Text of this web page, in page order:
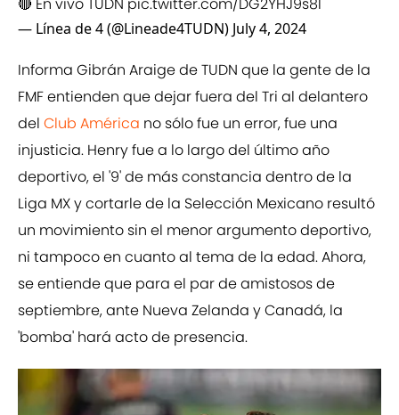
— Línea de 4 (@Lineade4TUDN) July 4, 2024
Informa Gibrán Araige de TUDN que la gente de la
FMF entienden que dejar fuera del Tri al delantero
del Club América no sólo fue un error, fue una
injusticia. Henry fue a lo largo del último año
deportivo, el '9' de más constancia dentro de la
Liga MX y cortarle de la Selección Mexicano resultó
un movimiento sin el menor argumento deportivo,
ni tampoco en cuanto al tema de la edad. Ahora,
se entiende que para el par de amistosos de
septiembre, ante Nueva Zelanda y Canadá, la
'bomba' hará acto de presencia.